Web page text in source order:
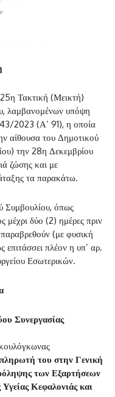
Τακτική (Μεικτή)
λαμβανομένων υπόψη
2023 (Α’ 91), η οποία
αίθουσα του Δημοτικού
την 28η Δεκεμβρίου
ζώσης και με
τα παρακάτω.
Συμβουλίου, όπως
δύο (2) ημέρες πριν
(με φυσική
πλέον η υπ’ αρ.
Εσωτερικών.
Συνεργασίας
του στην Γενική
των Εξαρτήσεων
Κεφαλονιάς και